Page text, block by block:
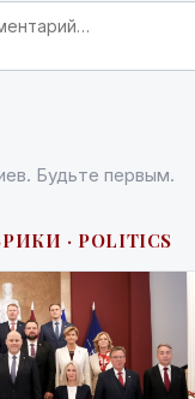
Будьте первым.
· POLITICS